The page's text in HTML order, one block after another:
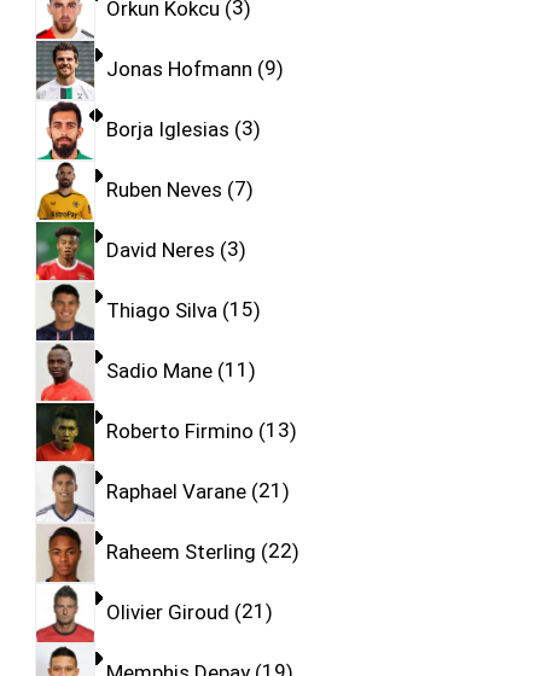
Orkun Kokcu 3
Jonas Hofmann 9
Borja Iglesias 3
Ruben Neves 7
David Neres 3
Thiago Silva 15
Sadio Mane 11
Roberto Firmino 13
Raphael Varane 21
Raheem Sterling 22
Olivier Giroud 21